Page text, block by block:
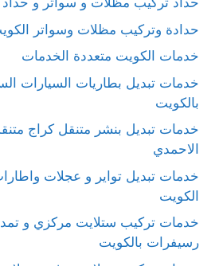
حدادة وتركيب مظلات وسواتر
خدمات الكويت متعددة الخدمات
خدمات تبديل بطاريات السيارات
بالكويت
خدمات تبديل بنشر متنقل كراج
الاحمدي
خدمات تبديل تواير و عجلات
الكويت
خدمات تركيب ستلايت مركزي و
رسيفرات بالكويت